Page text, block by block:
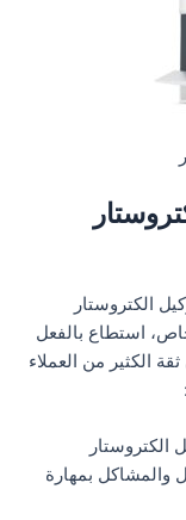
الكتروستار
استطاع بالفعل
الكثير من العملاء
الكتروستار
والمشاكل بمهارة